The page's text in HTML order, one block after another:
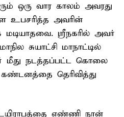
ஒரு வார காலம் அவரது
உபசரித்த அவரின்
ஸ்ரீநகரில் அவர்
சுயாட்சி மாநாட்டில்
மீது நடத்தப்பட்ட கொலை
தெரிவித்து
எண்ணி நான்